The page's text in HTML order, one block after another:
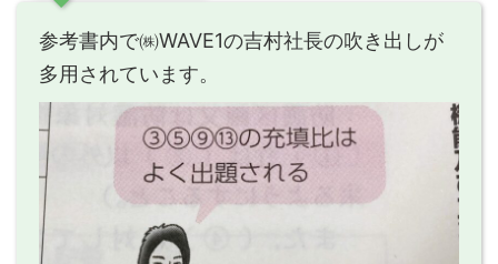
参考書内で㈱WAVE1の吉村社長の吹き出しが
多用されています。